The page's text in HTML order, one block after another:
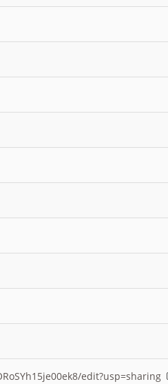
edit?usp=sharing